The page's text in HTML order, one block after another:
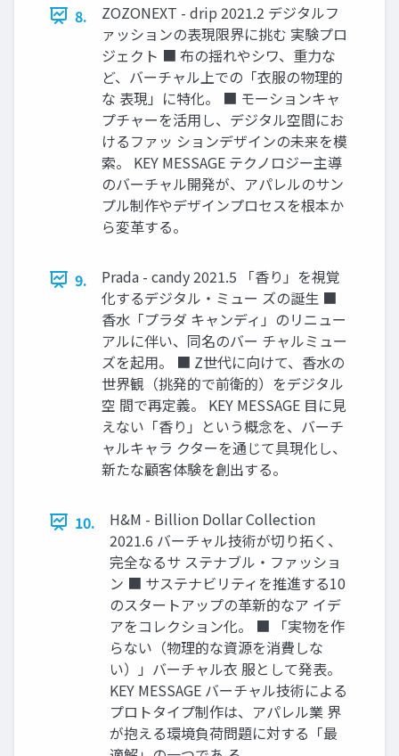
8.
ZOZONEXT - drip 2021.2 デジタルフ
ァッションの表現限界に挑む 実験プロ
ジェクト ■ 布の揺れやシワ、重⼒な
ど、バーチャル上での「⾐服の物理的
な 表現」に特化。 ■ モーションキャ
プチャーを活⽤し、デジタル空間にお
けるファッ ションデザインの未来を模
索。 KEY MESSAGE テクノロジー主導
のバーチャル開発が、アパレルのサン
プル制作やデザインプロセスを根本か
ら変⾰する。
9.
Prada - candy 2021.5 「⾹り」を視覚
化するデジタル‧ミュー ズの誕⽣ ■
⾹⽔「プラダ キャンディ」のリニュー
アルに伴い、同名のバー チャルミュー
ズを起⽤。 ■ Z世代に向けて、⾹⽔の
世界観（挑発的で前衛的）をデジタル
空 間で再定義。 KEY MESSAGE ⽬に⾒
えない「⾹り」という概念を、バーチ
ャルキャラ クターを通じて具現化し、
新たな顧客体験を創出する。
10.
H&M - Billion Dollar Collection
2021.6 バーチャル技術が切り拓く、
完全なるサ ステナブル‧ファッショ
ン ■ サステナビリティを推進する10
のスタートアップの⾰新的なア イデ
アをコレクション化。 ■ 「実物を作
らない（物理的な資源を消費しな
い）」バーチャル⾐ 服として発表。
KEY MESSAGE バーチャル技術による
プロトタイプ制作は、アパレル業 界
が抱える環境負荷問題に対する「最